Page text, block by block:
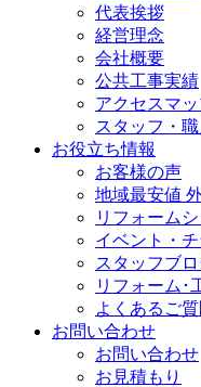
代表挨拶
経営理念
会社概要
公共工事実績
アクセスマ
スタッフ・
お役立ち情報
お客様の声
地域最安値
リフォーム
イベント・
スタッフブ
リフォーム･
よくあるご質
お問い合わせ
お問い合わせ
お見積もり